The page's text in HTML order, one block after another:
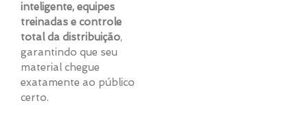
inteligente, equipes
treinadas e controle
total da distribuição,
garantindo que seu
material chegue
exatamente ao público
certo.